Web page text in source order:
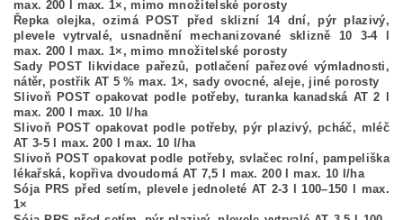
max. 200 l max. 1×, mimo množitelské porosty
Řepka olejka, ozimá POST před sklizní 14 dní, pýr plazivý,
plevele vytrvalé, usnadnění mechanizované sklizně 10 3-4 l
max. 200 l max. 1×, mimo množitelské porosty
Sady POST likvidace pařezů, potlačení pařezové výmladnosti,
nátěr, postřik AT 5 % max. 1×, sady ovocné, aleje, jiné porosty
Slivoň POST opakovat podle potřeby, turanka kanadská AT 2 l
max. 200 l max. 10 l/ha
Slivoň POST opakovat podle potřeby, pýr plazivý, pcháč, mléč
AT 3-5 l max. 200 l max. 10 l/ha
Slivoň POST opakovat podle potřeby, svlačec rolní, pampeliška
lékařská, kopřiva dvoudomá AT 7,5 l max. 200 l max. 10 l/ha
Sója PRS před setím, plevele jednoleté AT 2-3 l 100–150 l max.
1×